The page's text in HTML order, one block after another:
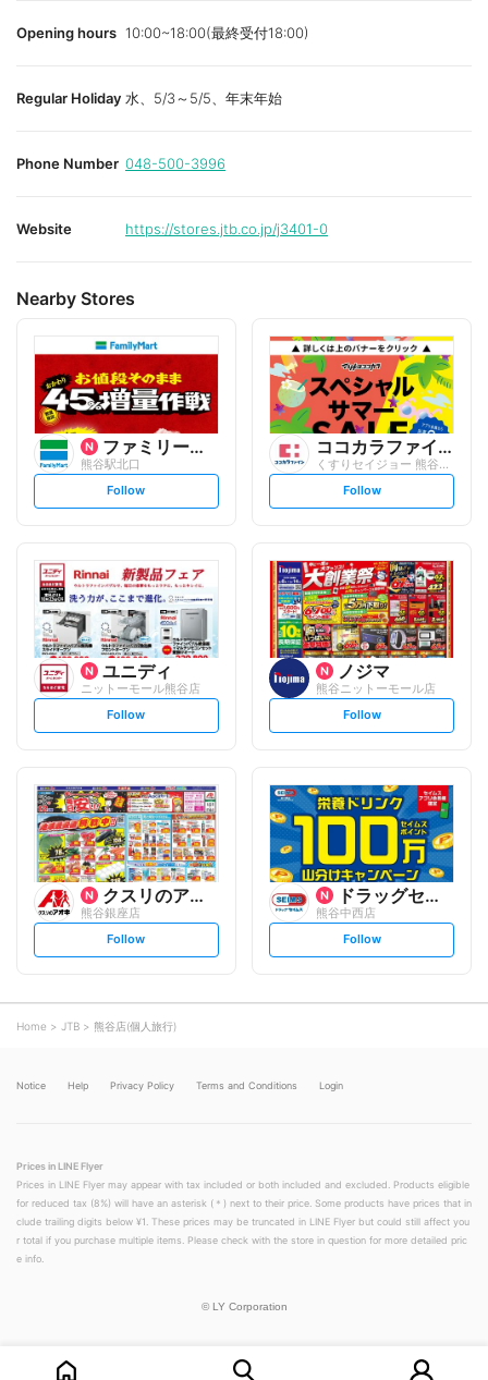
Opening hours 10:00~18:00(最終受付18:00)
Regular Holiday 水、5/3～5/5、年末年始
Phone Number 048-500-3996
Website https://stores.jtb.co.jp/j3401-0
Nearby Stores
ファミリーマート
熊谷駅北口
s
t
o
w
Follow
ココカラファイン
s
t
l
o
w
Follow
ユニディ
ニットーモール熊谷店
s
t
l
o
w
Follow
ノジマ
熊谷ニットーモール店
s
t
l
o
w
Follow
クスリのアオキ
熊谷銀座店
s
t
o
w
Follow
ドラッグセイムス
熊谷中西店
s
t
Follow
Home JTB 熊谷店(個人旅行)
Notice Help Privacy Policy Terms and Conditions Login
Prices in LINE Flyer
Prices in LINE Flyer may appear with tax included or both included and excluded. Products eligible
for reduced tax (8%) will have an asterisk (＊) next to their price. Some products have prices that in
clude trailing digits below ¥1. These prices may be truncated in LINE Flyer but could still affect you
r total if you purchase multiple items. Please check with the store in question for more detailed pric
e info.
© LY Corporation